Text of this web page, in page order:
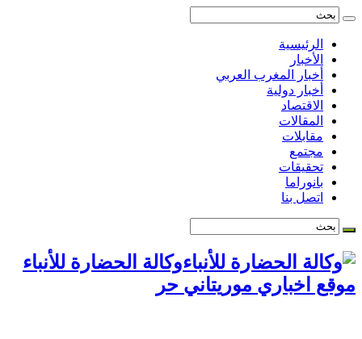
الرئيسية
الأخبار
أخبار المغرب العربي
أخبار دولية
الاقتصاد
المقالات
مقابلات
مجتمع
تحقيقات
بانوراما
اتصل بنا
وكالة الحضارة للأنباء
موقع اخباري موريتاني حر